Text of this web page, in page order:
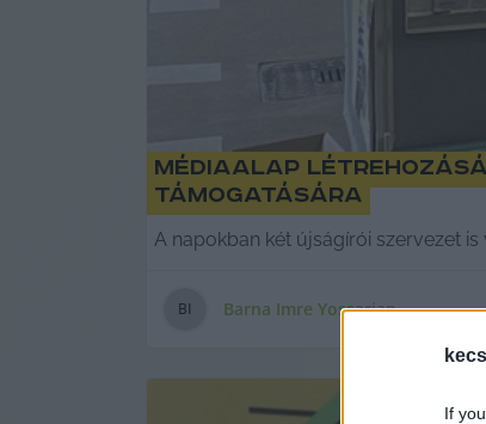
If
Médiaalap
támogatására
A napokban két újságírói szervezet
BI Barna Imre Yossarian